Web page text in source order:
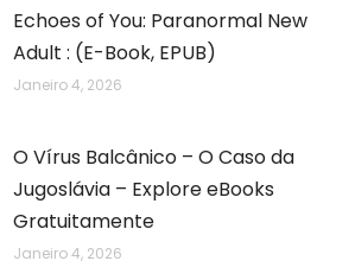
Echoes of You: Paranormal New
Adult : (E-Book, EPUB)
Janeiro 4, 2026
O Vírus Balcânico – O Caso da
Jugoslávia – Explore eBooks
Gratuitamente
Janeiro 4, 2026